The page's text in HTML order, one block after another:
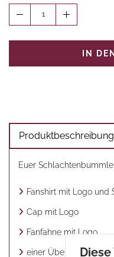
1
IN
Produktbeschreibung
Euer
Fanshirt mit Logo und
Cap mit Logo
Fanfahne mit Logo
einer Überraschung